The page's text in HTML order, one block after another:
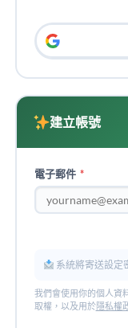
建立帳號
電子郵件 *
系統將寄送設定
我們會使用你的個人資
取權，以及用於 隱私權